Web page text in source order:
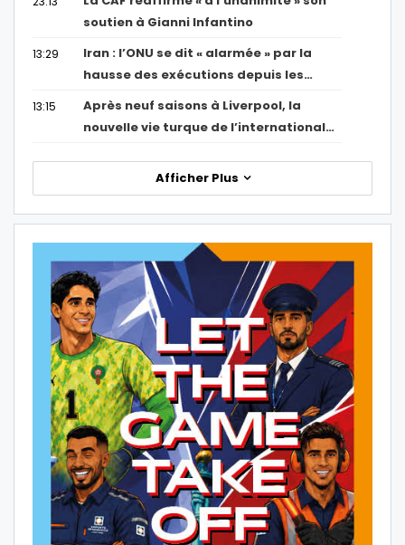
soutien à Gianni Infantino
13:29
Iran : l’ONU se dit « alarmée » par la
hausse des exécutions depuis les…
13:15
Après neuf saisons à Liverpool, la
nouvelle vie turque de l’international…
Afficher Plus